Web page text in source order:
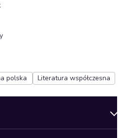
polska Literatura współczesna